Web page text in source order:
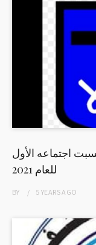
اجتماعه الأول
للعام 2021
BY 5 YEARSAGO